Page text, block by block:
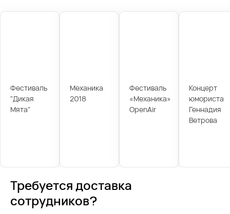
Фестиваль
"Дикая
Мята"
Механика
2018
Фестиваль
«Механика»
OpenAir
Концерт
юмориста
Геннадия
Ветрова
Требуется доставка
сотрудников?